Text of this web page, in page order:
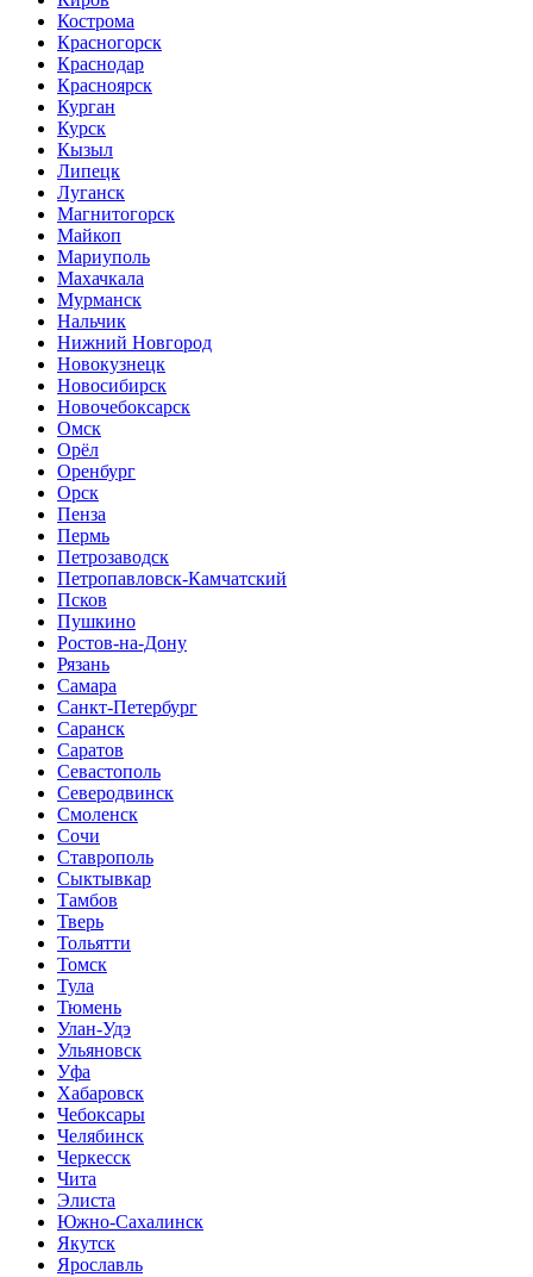
Кострома
Красногорск
Краснодар
Красноярск
Курган
Курск
Кызыл
Липецк
Луганск
Магнитогорск
Майкоп
Мариуполь
Махачкала
Мурманск
Нальчик
Нижний Новгород
Новокузнецк
Новосибирск
Новочебоксарск
Омск
Орёл
Оренбург
Орск
Пенза
Пермь
Петрозаводск
Петропавловск-Камчатский
Псков
Пушкино
Ростов-на-Дону
Рязань
Самара
Санкт-Петербург
Саранск
Саратов
Севастополь
Северодвинск
Смоленск
Сочи
Ставрополь
Сыктывкар
Тамбов
Тверь
Тольятти
Томск
Тула
Тюмень
Улан-Удэ
Ульяновск
Уфа
Хабаровск
Чебоксары
Челябинск
Черкесск
Чита
Элиста
Южно-Сахалинск
Якутск
Ярославль